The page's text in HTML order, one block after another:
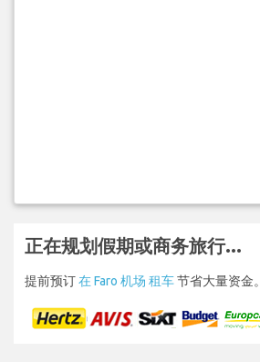
正在规划假期或商务旅行...
提前预订在 Faro 机场 租车节省大量资金。